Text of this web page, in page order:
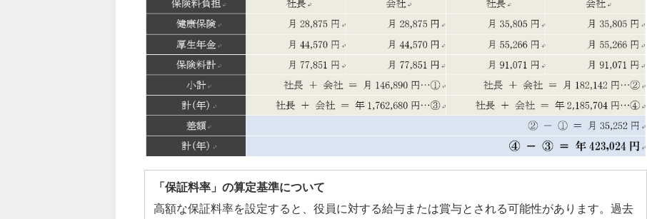
「保証料率」の算定基準について
高額な保証料率を設定すると、役員に対する給与または賞与とされる可能性があります。過去